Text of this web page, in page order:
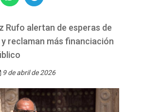
Rufo alertan de esperas de
y reclaman más financiación
9 de abril de 2026